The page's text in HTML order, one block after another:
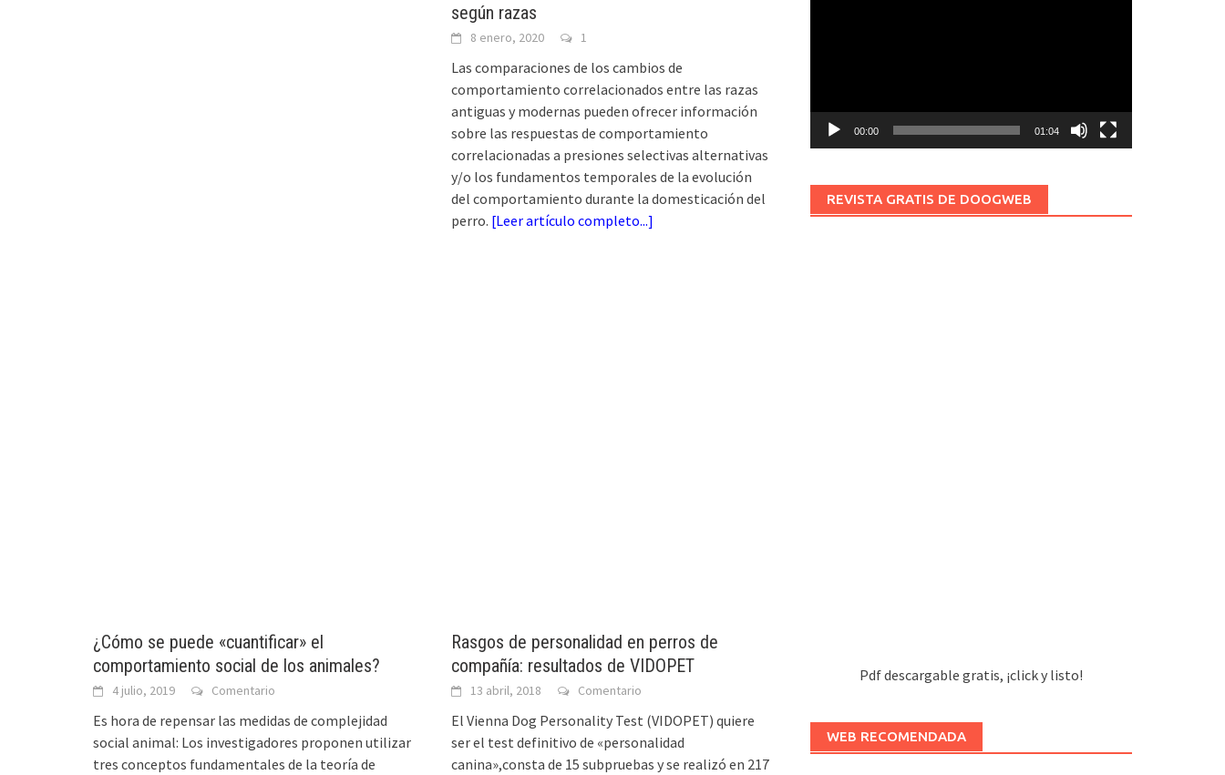
según razas
8 enero, 2020 1
Las comparaciones de los cambios de
comportamiento correlacionados entre las razas
antiguas y modernas pueden ofrecer información
sobre las respuestas de comportamiento
correlacionadas a presiones selectivas alternativas
y/o los fundamentos temporales de la evolución
del comportamiento durante la domesticación del
perro. [Leer artículo completo...]
¿Cómo se puede «cuantificar» el
comportamiento social de los animales?
4 julio, 2019 Comentario
Es hora de repensar las medidas de complejidad
social animal: Los investigadores proponen utilizar
tres conceptos fundamentales de la teoría de
Rasgos de personalidad en perros de
compañía: resultados de VIDOPET
13 abril, 2018 Comentario
El Vienna Dog Personality Test (VIDOPET) quiere
ser el test definitivo de «personalidad
canina»,consta de 15 subpruebas y se realizó en 217
00:00 01:04
REVISTA GRATIS DE DOOGWEB
Pdf descargable gratis, ¡click y listo!
WEB RECOMENDADA